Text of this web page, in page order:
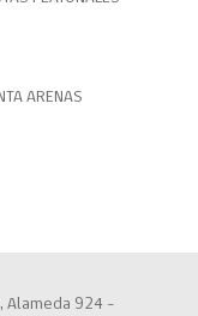
ARENAS
Alameda 924 –